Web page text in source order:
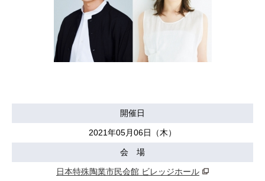
開催日
2021年05月06日（木）
会 場
日本特殊陶業市民会館 ビレッジホール